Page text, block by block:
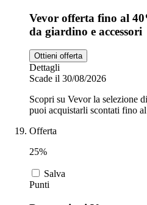
Vevor offerta fino al
da giardino e accessori
Ottieni offerta
Dettagli
Scade il 30/08/2026
Scopri su Vevor la selezione
puoi acquistarli scontati fino
Offerta
25%
Salva
Punti